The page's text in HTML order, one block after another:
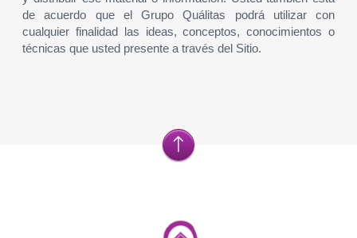
de acuerdo que el Grupo Quálitas podrá utilizar con
cualquier finalidad las ideas, conceptos, conocimientos o
técnicas que usted presente a través del Sitio.